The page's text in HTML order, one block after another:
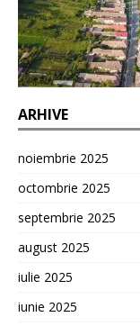
ARHIVE
noiembrie 2025
octombrie 2025
septembrie 2025
august 2025
iulie 2025
iunie 2025